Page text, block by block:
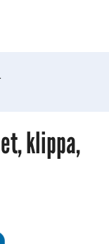
klippa,